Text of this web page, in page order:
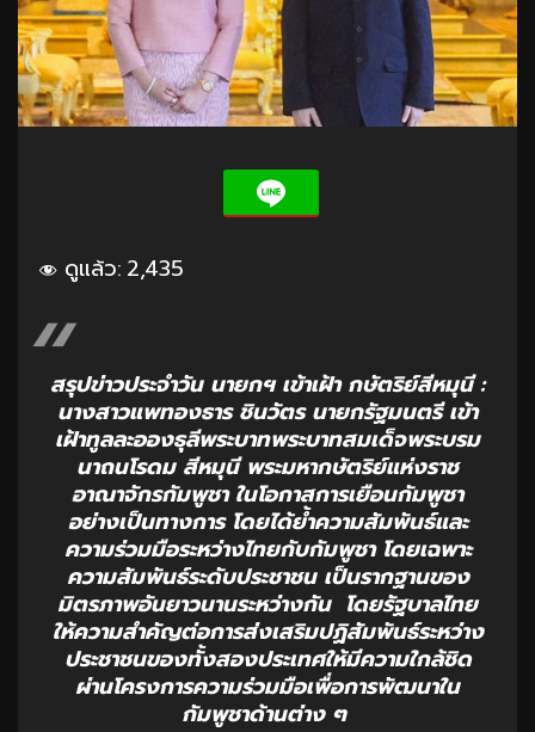
ดูแล้ว: 2,435
สรุปข่าวประจำวัน นายกฯ เข้าเฝ้า กษัตริย์สีหมุนี :
นางสาวแพทองธาร ชินวัตร นายกรัฐมนตรี เข้า
เฝ้าทูลละอองธุลีพระบาทพระบาทสมเด็จพระบรม
นาถนโรดม สีหมุนี พระมหากษัตริย์แห่งราช
อาณาจักรกัมพูชา ในโอกาสการเยือนกัมพูชา
อย่างเป็นทางการ โดยได้ย้ำความสัมพันธ์และ
ความร่วมมือระหว่างไทยกับกัมพูชา โดยเฉพาะ
ความสัมพันธ์ระดับประชาชน เป็นรากฐานของ
มิตรภาพอันยาวนานระหว่างกัน โดยรัฐบาลไทย
ให้ความสำคัญต่อการส่งเสริมปฏิสัมพันธ์ระหว่าง
ประชาชนของทั้งสองประเทศให้มีความใกล้ชิด
ผ่านโครงการความร่วมมือเพื่อการพัฒนาใน
กัมพูชาด้านต่าง ๆ